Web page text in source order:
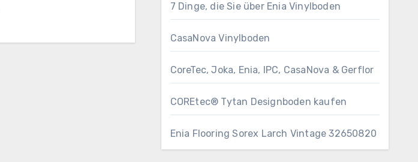
7 Dinge, die Sie über Enia Vinylboden
CasaNova Vinylboden
CoreTec, Joka, Enia, IPC, CasaNova & Gerflor
COREtec® Tytan Designboden kaufen
Enia Flooring Sorex ​Larch Vintage 32650820